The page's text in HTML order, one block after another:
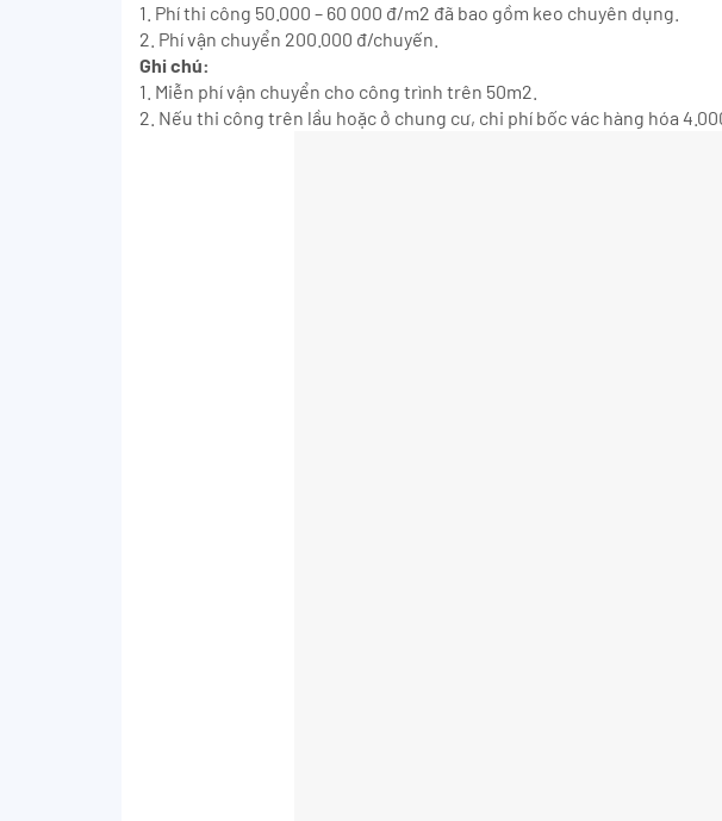
1. Phí thi công 50.000 – 60 000 đ/m2 đã bao gồm keo chuyên dụng.
2. Phí vận chuyển 200.000 đ/chuyến.
Ghi chú:
1. Miễn phí vận chuyển cho công trình trên 50m2.
2. Nếu thi công trên lầu hoặc ở chung cư, chi phí bốc vác hàng hóa